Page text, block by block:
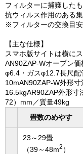
フィルターに捕獲した
抗ウィルス作用のある
※フィルターの交換目安
【主な仕様】
スマホ版サイトは横に
AN90ZAP-Wオープン
φ6.4・ガスφ12.7長尺
10mAN90ZAP-W外形
16.5kgAR90ZAP外形寸
72）mm／質量49kg
畳数のめやす
23～29畳
（39～48m2 ）